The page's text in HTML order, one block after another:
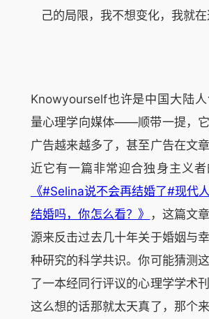
己的局限，我不想变化，我就
Knowyourself也许是中国大陆
量心理学向媒体——顺带一提，
广告越来越多了，甚至广告在
近它有一篇非常迎合独身主义
《#Selina说不会再结婚了#现代
结婚吗，你怎么看？》
，这篇文
源来反击过去几十年关于婚姻与
种研究的科学共识。你可能猜测
了一本经同行评议的心理学学术
这么想的话那就太天真了，那个